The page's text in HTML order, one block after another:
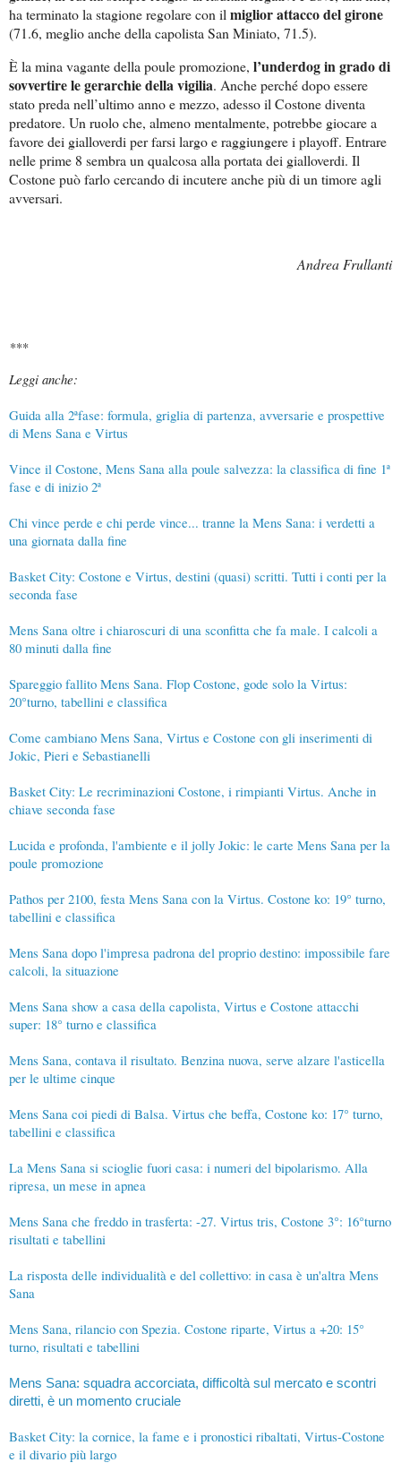
ha terminato la stagione regolare con ilmiglior attacco del girone
(71.6, meglio anche della capolista San Miniato, 71.5).
È la mina vagante della poule promozione, l’underdog in grado di
sovvertire le gerarchie della vigilia. Anche perché dopo essere
stato preda nell’ultimo anno e mezzo, adesso il Costone diventa
predatore. Un ruolo che, almeno mentalmente, potrebbe giocare a
favore dei gialloverdi per farsi largo e raggiungere i playoff. Entrare
nelle prime 8 sembra un qualcosa alla portata dei gialloverdi. Il
Costone può farlo cercando di incutere anche più di un timore agli
avversari.
Andrea Frullanti
***
Leggi anche:
Guida alla 2ªfase: formula, griglia di partenza, avversarie e prospettive
di Mens Sana e Virtus
Vince il Costone, Mens Sana alla poule salvezza: la classifica di fine 1ª
fase e di inizio 2ª
Chi vince perde e chi perde vince... tranne la Mens Sana: i verdetti a
una giornata dalla fine
Basket City: Costone e Virtus, destini (quasi) scritti. Tutti i conti per la
seconda fase
Mens Sana oltre i chiaroscuri di una sconfitta che fa male. I calcoli a
80 minuti dalla fine
Spareggio fallito Mens Sana. Flop Costone, gode solo la Virtus:
20°turno, tabellini e classifica
Come cambiano Mens Sana, Virtus e Costone con gli inserimenti di
Jokic, Pieri e Sebastianelli
Basket City: Le recriminazioni Costone, i rimpianti Virtus. Anche in
chiave seconda fase
Lucida e profonda, l'ambiente e il jolly Jokic: le carte Mens Sana per la
poule promozione
Pathos per 2100, festa Mens Sana con la Virtus. Costone ko: 19° turno,
tabellini e classifica
Mens Sana dopo l'impresa padrona del proprio destino: impossibile fare
calcoli, la situazione
Mens Sana show a casa della capolista, Virtus e Costone attacchi
super: 18° turno e classifica
Mens Sana, contava il risultato. Benzina nuova, serve alzare l'asticella
per le ultime cinque
Mens Sana coi piedi di Balsa. Virtus che beffa, Costone ko: 17° turno,
tabellini e classifica
La Mens Sana si scioglie fuori casa: i numeri del bipolarismo. Alla
ripresa, un mese in apnea
Mens Sana che freddo in trasferta: -27. Virtus tris, Costone 3°: 16°turno
risultati e tabellini
La risposta delle individualità e del collettivo: in casa è un'altra Mens
Sana
Mens Sana, rilancio con Spezia. Costone riparte, Virtus a +20: 15°
turno, risultati e tabellini
Mens Sana: squadra accorciata, difficoltà sul mercato e scontri
diretti, è un momento cruciale
Basket City: la cornice, la fame e i pronostici ribaltati, Virtus-Costone
e il divario più largo